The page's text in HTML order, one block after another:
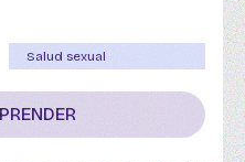
Salud sexual